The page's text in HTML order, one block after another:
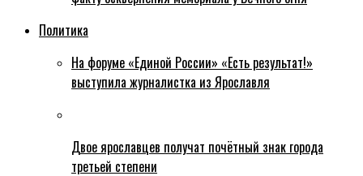
Политика
На форуме «Единой России» «Есть результат!»
выступила журналистка из Ярославля
Двое ярославцев получат почётный знак города
третьей степени